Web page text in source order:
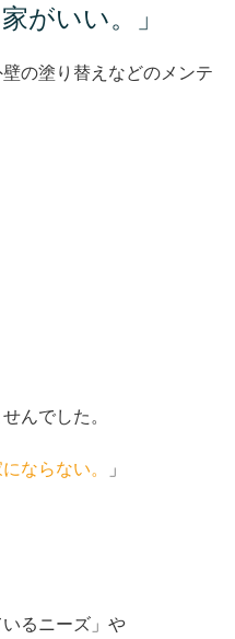
がいい。」
の塗り替えなどのメンテ
んでした。
ならない。 」
いるニーズ」や